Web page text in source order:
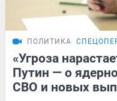
ПОЛИТИКА
«Угроза
Путин — о
СВО и новых